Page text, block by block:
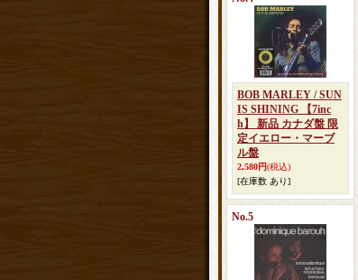
BOB MARLEY / SUN
IS SHINING 【7inc
h】 新品 カナダ盤 限
定イエロー・マーブ
ル盤
2,580円(税込)
[在庫数 あり]
No.5